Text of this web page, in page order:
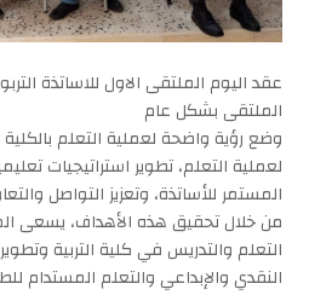
عقد اليوم الملتقى الاول للاساتذة
الملتقى بشكل عام
وضع رؤية واضحة لعملية التعلم
لعملية التعلم، تطوير استراتيجيات
المستمر للأساتذة، وتعزيز التواصل
من خلال تحقيق هذه الأهداف، يسعى
التعلم والتدريس في كلية التربية
النقدي والإبداعي والتعلم المستدام